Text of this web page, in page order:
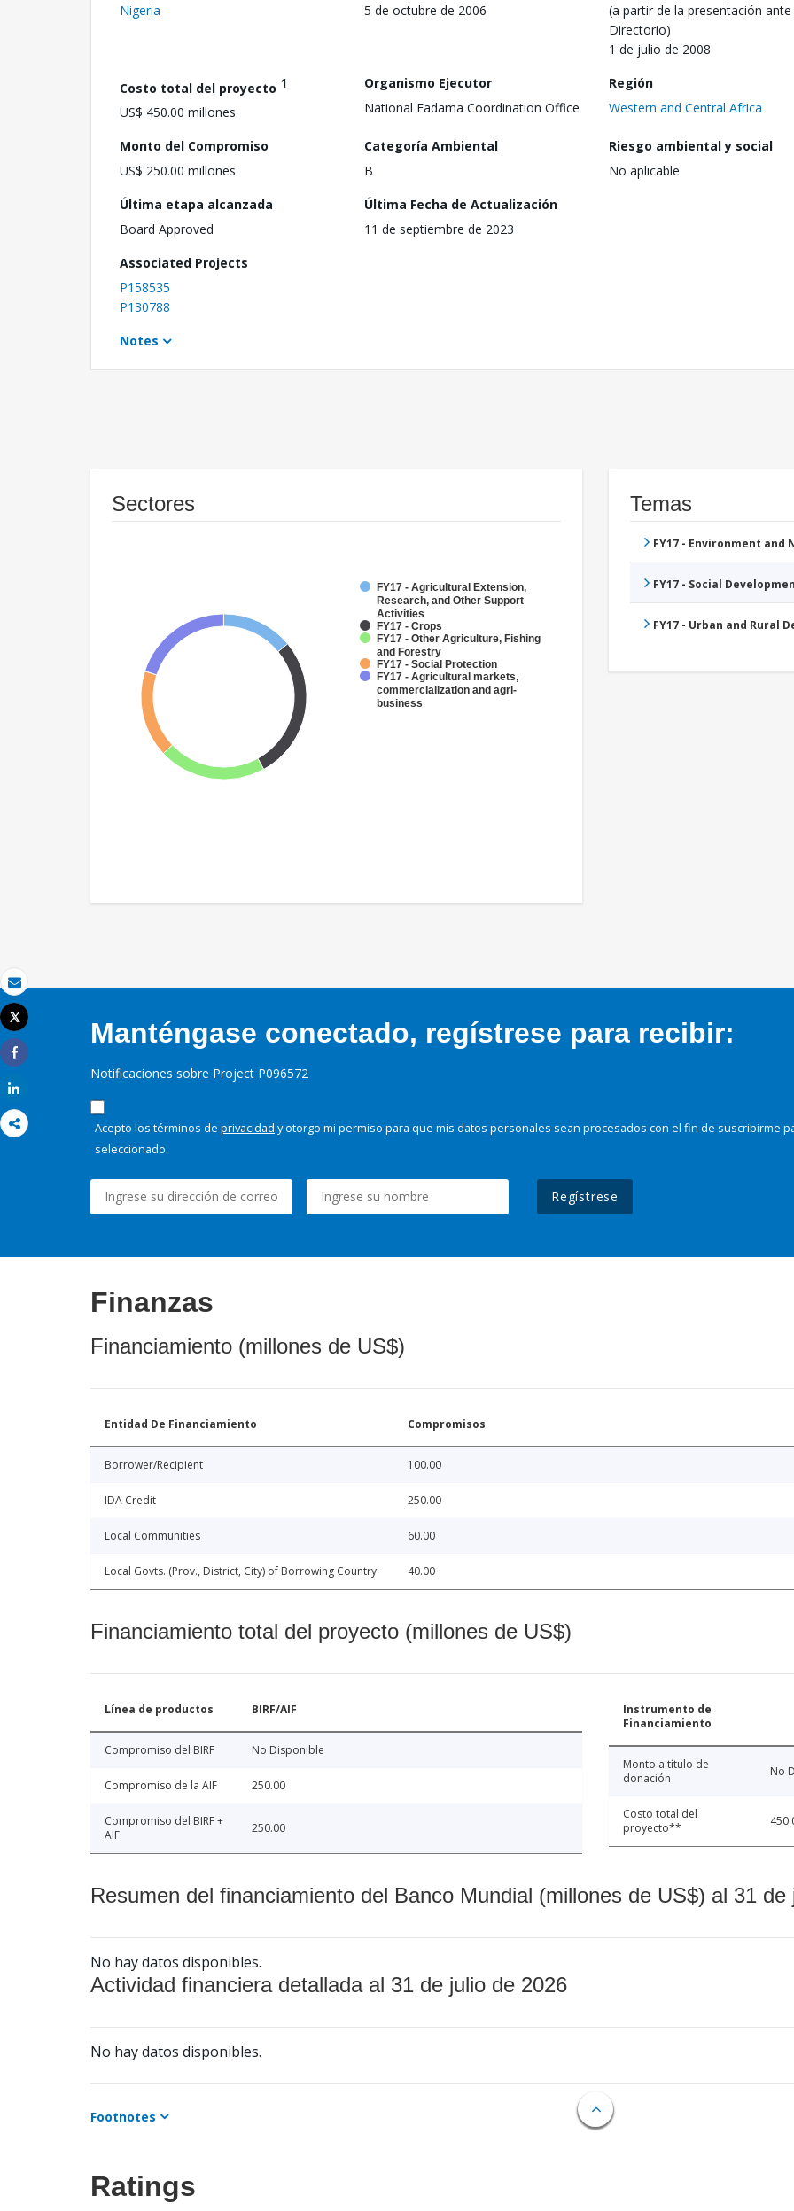
Correo electrónico
Imprimir
Tweet
Share
Nigeria
5 de octubre de 2006
(a partir de la presentación ante
Directorio)
1 de julio de 2008
Costo total del proyecto 1
US$ 450.00 millones
Organismo Ejecutor
National Fadama Coordination Office
Región
Western and Central Africa
Monto del Compromiso
US$ 250.00 millones
Categoría Ambiental
B
Riesgo ambiental y social
No aplicable
Última etapa alcanzada
Board Approved
Última Fecha de Actualización
11 de septiembre de 2023
Associated Projects
P158535
P130788
Notes
Sectores
FY17 - Agricultural Extension,
Research, and Other Support
Activities
FY17 - Crops
FY17 - Other Agriculture, Fishing
and Forestry
FY17 - Social Protection
FY17 - Agricultural markets,
commercialization and agri-
business
Temas
FY17 - Environment
FY17 - Social
FY17 - Urban and Rural
Manténgase conectado, regístrese para recibir:
Notificaciones sobre Project P096572
Acepto los términos de privacidad y otorgo mi permiso para que mis datos personales sean procesados con el fin de suscribirme
seleccionado.
Regístrese
Finanzas
Financiamiento (millones de US$)
Entidad De Financiamiento Compromisos
Borrower/Recipient 100.00
IDA Credit 250.00
Local Communities 60.00
Local Govts. (Prov., District, City) of Borrowing Country 40.00
Financiamiento total del proyecto (millones de US$)
Línea de productos BIRF/AIF
Compromiso del BIRF No Disponible
Compromiso de la AIF 250.00
Compromiso del BIRF +
AIF
250.00
Instrumento de
Financiamiento
Monto a título de
donación
No
Costo total del
proyecto**
Resumen del financiamiento del Banco Mundial (millones de US$) al 31 de
No hay datos disponibles.
Actividad financiera detallada al 31 de julio de 2026
No hay datos disponibles.
Footnotes
Ratings